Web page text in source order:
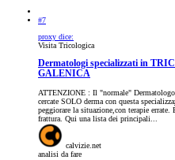
#7
proxy dice:
Visita Tricologica
Dermatologi specializzati in
GALENICA
ATTENZIONE : Il "normale"
cercate SOLO derma con questa
peggiorare la situazione,con terapie errate.
frattura. Qui una lista dei principali...
calvizie.net
analisi da fare